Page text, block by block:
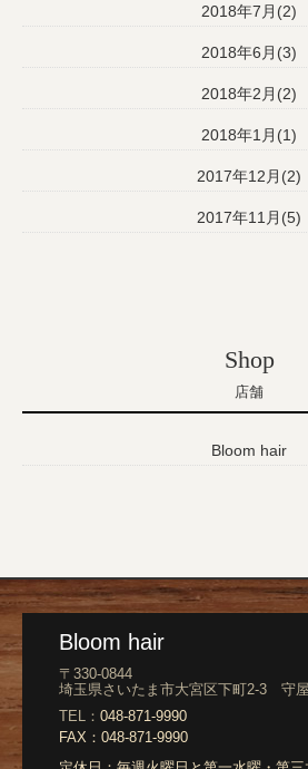
2018年7月(2)
2018年6月(3)
2018年2月(2)
2018年1月(1)
2017年12月(2)
2017年11月(5)
Shop
店舗
Bloom hair
Bloom hair
〒330-0844
埼玉県さいたま市大宮区下町2-3 守
TEL： 048-871-9990
FAX： 048-871-9990